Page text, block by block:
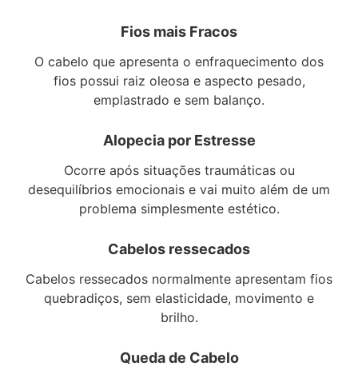
Fios mais Fracos
O cabelo que apresenta o enfraquecimento dos
fios possui raiz oleosa e aspecto pesado,
emplastrado e sem balanço.
Alopecia por Estresse
Ocorre após situações traumáticas ou
desequilíbrios emocionais e vai muito além de um
problema simplesmente estético.
Cabelos ressecados
Cabelos ressecados normalmente apresentam fios
quebradiços, sem elasticidade, movimento e
brilho.
Queda de Cabelo